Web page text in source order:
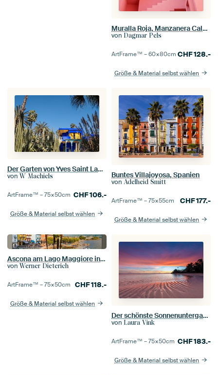
Muralla Roja, Manzanera Calpe, Spanien Reisefotografie
von Dagmar Pels
ArtFrame™ –60×80cm CHF128.-
Größe & Material selbst wählen
Der Garten von Yves Saint Laurent, Jardin Majorelle, in Marrakesch, Marokko.
von W Machiels
ArtFrame™ –75×50cm CHF106.-
Größe & Material selbst wählen
Buntes Villajoyosa, Spanien
von Adelheid Smitt
ArtFrame™ –75×55cm CHF177.-
Größe & Material selbst wählen
Ascona am Lago Maggiore in der Schweiz
von Werner Dieterich
ArtFrame™ –75×50cm CHF118.-
Größe & Material selbst wählen
Der schönste Sonnenuntergang aller Zeiten
von Laura Vink
ArtFrame™ –75×50cm CHF183.-
Größe & Material selbst wählen